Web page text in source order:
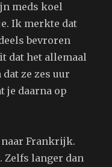
meds koel
Ik merkte dat
bevroren
dat het allemaal
ze zes uur
je daarna op
naar Frankrijk.
Zelfs langer dan